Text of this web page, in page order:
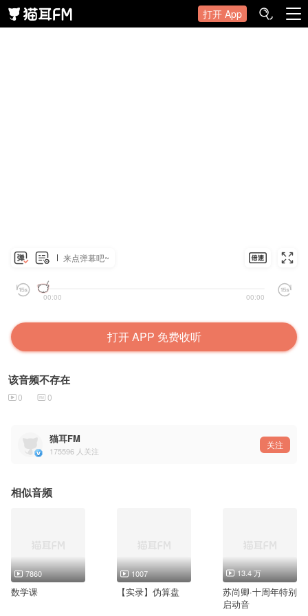
打开 App
来点弹幕吧~
00:00 00:00
打开 APP 免费收听
该音频不存在
0 0
猫耳FM
175596 人关注
关注
相似音频
7860
数学课
1007
【实录】伪算盘
13.4 万
苏尚卿·十周年特别
启动音